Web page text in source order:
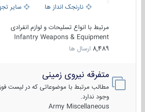
نارنجک انداز ها
سایر
مرتبط با انواع تسلیحات و لوازم انفرادی
Infantry Weapons & Equipment
8,489 ارسال ها
متفرقه نیروی زمینی
مطالب مرتبط با موضوعاتی که در لیست
وجود ندارد.
Army Miscellaneous